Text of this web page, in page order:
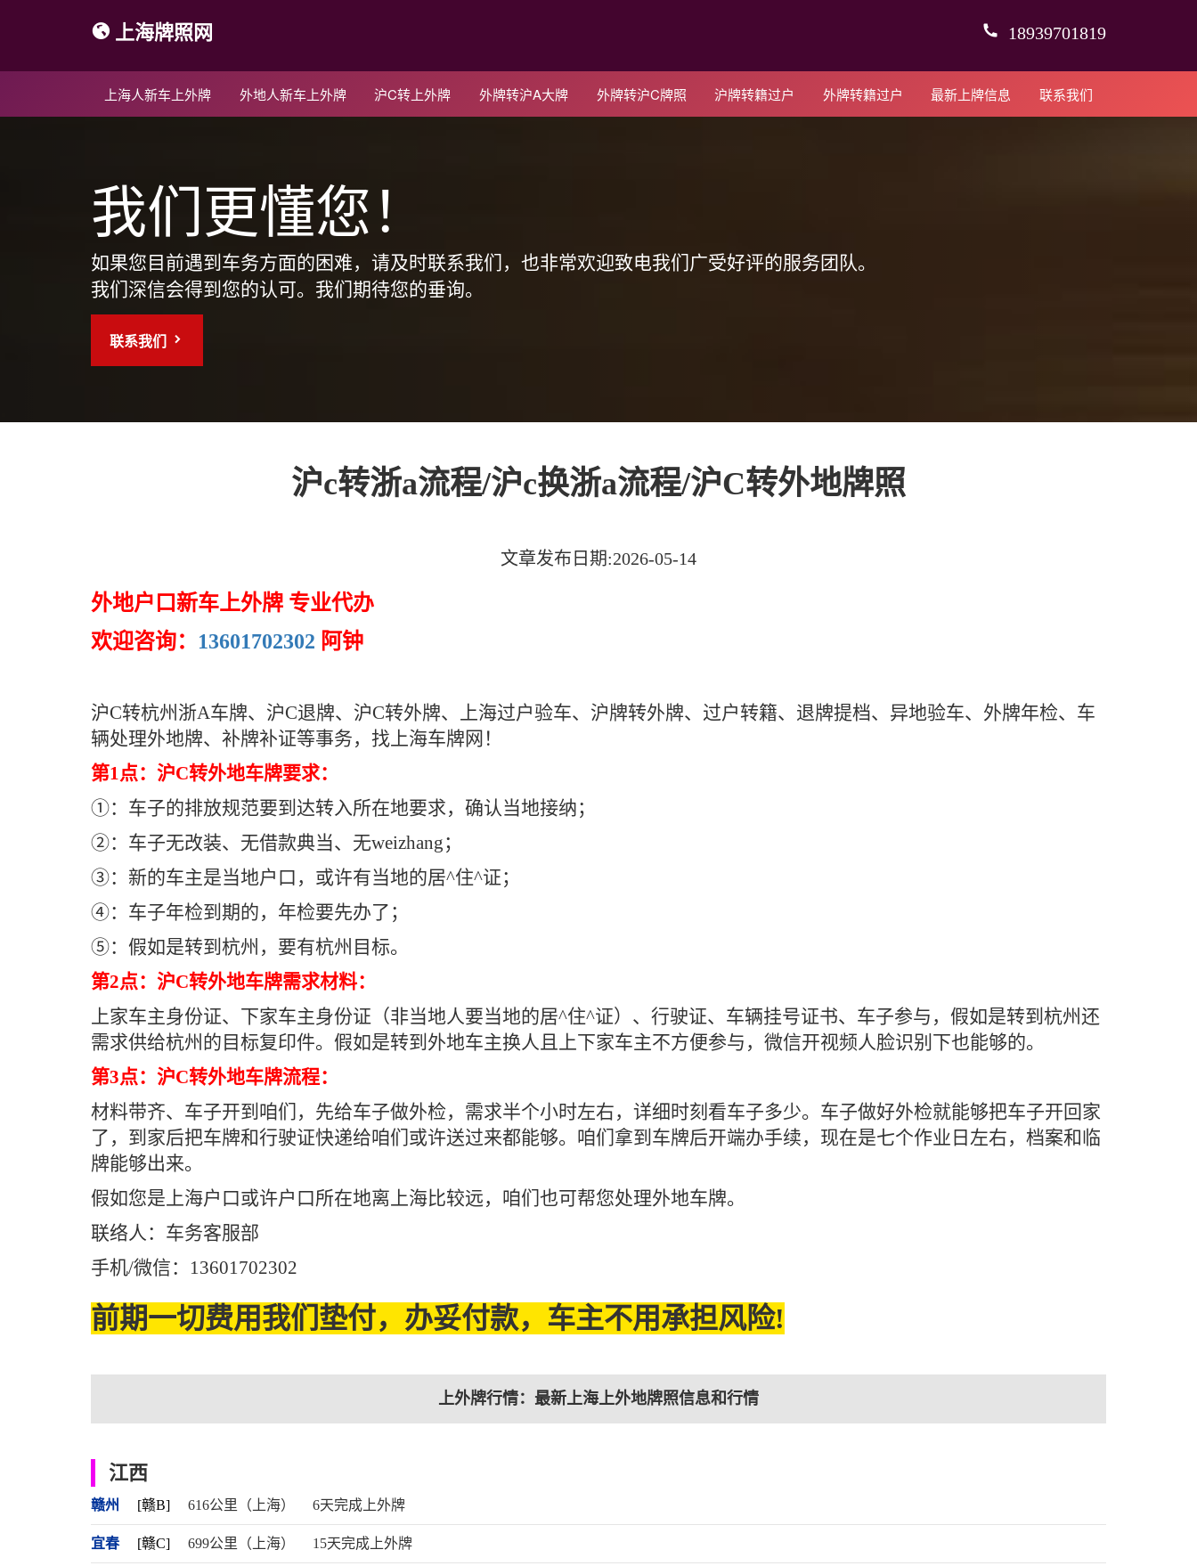
上海牌照网 18939701819
上海人新车上外牌 外地人新车上外牌 沪C转上外牌 外牌转沪A大牌 外牌转沪C牌照 沪牌转籍过户 外牌转籍过户 最新上牌信息 联系我们
我们更懂您！
如果您目前遇到车务方面的困难，请及时联系我们，也非常欢迎致电我们广受好评的服务团队。
我们深信会得到您的认可。我们期待您的垂询。
联系我们
沪c转浙a流程/沪c换浙a流程/沪C转外地牌照
文章发布日期:2026-05-14
外地户口新车上外牌 专业代办
欢迎咨询： 13601702302 阿钟
沪C转杭州浙A车牌、沪C退牌、沪C转外牌、上海过户验车、沪牌转外牌、过户转籍、退牌提档、异地验车、外牌年检、车
辆处理外地牌、补牌补证等事务，找上海车牌网！
第1点：沪C转外地车牌要求：
①：车子的排放规范要到达转入所在地要求，确认当地接纳；
②：车子无改装、无借款典当、无weizhang；
③：新的车主是当地户口，或许有当地的居^住^证；
④：车子年检到期的，年检要先办了；
⑤：假如是转到杭州，要有杭州目标。
第2点：沪C转外地车牌需求材料：
上家车主身份证、下家车主身份证（非当地人要当地的居^住^证）、行驶证、车辆挂号证书、车子参与，假如是转到杭州还
需求供给杭州的目标复印件。假如是转到外地车主换人且上下家车主不方便参与，微信开视频人脸识别下也能够的。
第3点：沪C转外地车牌流程：
材料带齐、车子开到咱们，先给车子做外检，需求半个小时左右，详细时刻看车子多少。车子做好外检就能够把车子开回家
了，到家后把车牌和行驶证快递给咱们或许送过来都能够。咱们拿到车牌后开端办手续，现在是七个作业日左右，档案和临
牌能够出来。
假如您是上海户口或许户口所在地离上海比较远，咱们也可帮您处理外地车牌。
联络人：车务客服部
手机/微信：13601702302
前期一切费用我们垫付，办妥付款，车主不用承担风险!
上外牌行情：最新上海上外地牌照信息和行情
江西
赣州 [赣B] 616公里（上海） 6天完成上外牌
宜春 [赣C] 699公里（上海） 15天完成上外牌